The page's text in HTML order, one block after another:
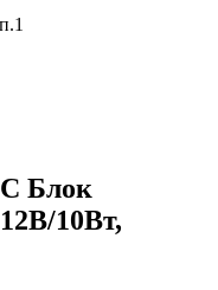
Блок
10Вт,